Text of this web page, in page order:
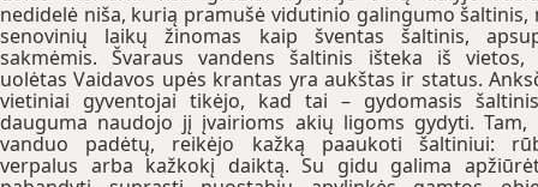
nedidelė niša, kurią pramušė vidutinio galingumo šaltinis,
senovinių laikų žinomas kaip šventas šaltinis,
sakmėmis. Švaraus vandens šaltinis išteka iš vietos,
uolėtas Vaidavos upės krantas yra aukštas ir status.
vietiniai gyventojai tikėjo, kad tai – gydomasis
dauguma naudojo jį įvairioms akių ligoms gydyti. Tam,
vanduo padėtų, reikėjo kažką paaukoti šaltiniui:
verpalus arba kažkokį daiktą. Su gidu galima